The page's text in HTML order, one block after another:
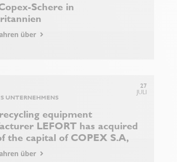
Schere in
über
27
JULI
UNTERNEHMENS
equipment
LEFORT has acquired
the capital of COPEX S.A,
über
Ihre Optionen an